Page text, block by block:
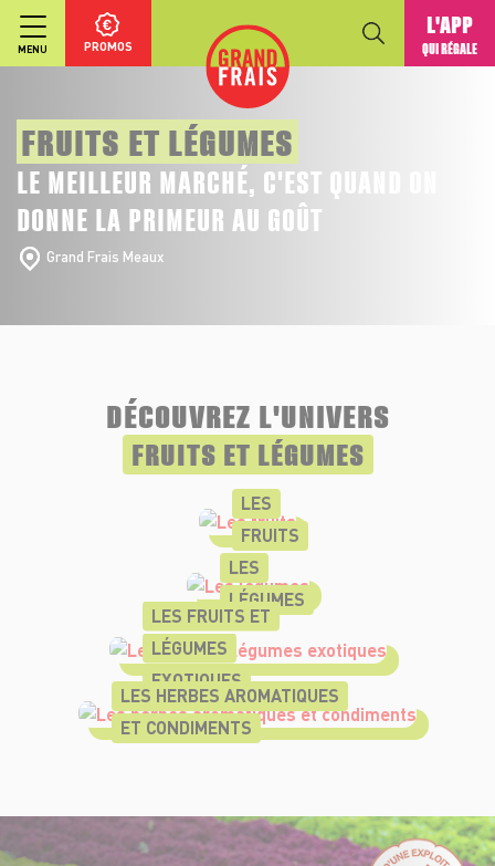
MENU PROMOS
L'APP
QUI RÉGALE
FRUITS ET LÉGUMES
LE MEILLEUR MARCHÉ, C'EST QUAND ON
DONNE LA PRIMEUR AU GOÛT
Grand Frais Meaux
DÉCOUVREZ L'UNIVERS
FRUITS ET LÉGUMES
LES
FRUITS
LES
LÉGUMES
LES FRUITS ET
LÉGUMES
EXOTIQUES
LES HERBES AROMATIQUES
ET CONDIMENTS